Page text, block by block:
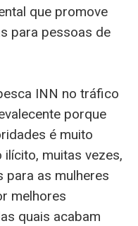
que promove
para pessoas de
INN no tráfico
porque
é muito
muitas vezes,
as mulheres
melhores
quais acabam